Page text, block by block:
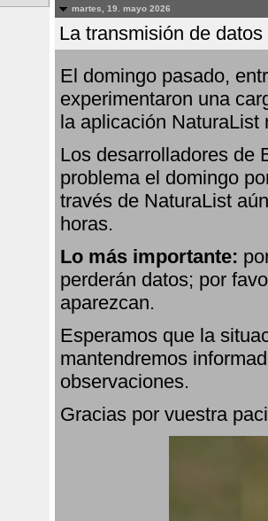
martes, 19. mayo 2026
La transmisión de
El domingo pasado,
experimentaron una
la aplicación NaturaList
Los desarrolladores de
problema el domingo
través de NaturaList
horas.
Lo más importante:
perderán datos; por
aparezcan.
Esperamos que la
mantendremos
observaciones.
Gracias por vuestra